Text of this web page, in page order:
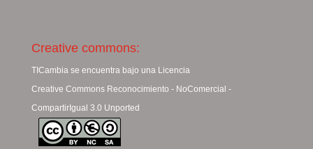
Creative commons:
TICambia se encuentra bajo una Licencia
Creative Commons Reconocimiento - NoComercial -
CompartirIgual 3.0 Unported